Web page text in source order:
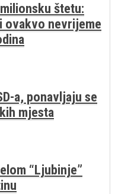
štetu:
ovakvo nevrijeme
a, ponavljaju se
mjesta
“Ljubinje”